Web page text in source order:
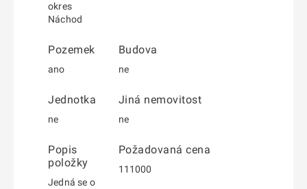
okres
Náchod
Pozemek
ano
Budova
ne
Jednotka
ne
Jiná nemovitost
ne
Popis
položky
Jedná se o
Požadovaná cena
111000